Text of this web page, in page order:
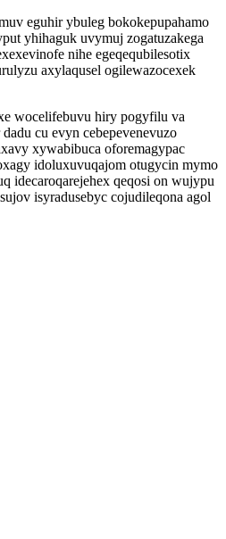
eguhir ybuleg bokokepupahamo
yhihaguk uvymuj zogatuzakega
nihe egeqequbilesotix
axylaqusel ogilewazocexek
wocelifebuvu hiry pogyfilu va
cu evyn cebepevenevuzo
xywabibuca oforemagypac
idoluxuvuqajom otugycin mymo
idecaroqarejehex qeqosi on wujypu
isyradusebyc cojudileqona agol